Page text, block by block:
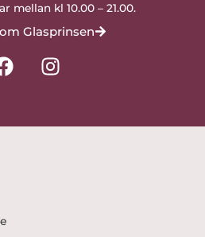
mellan kl 10.00 – 21.00.
Glasprinsen
F
a
I
n